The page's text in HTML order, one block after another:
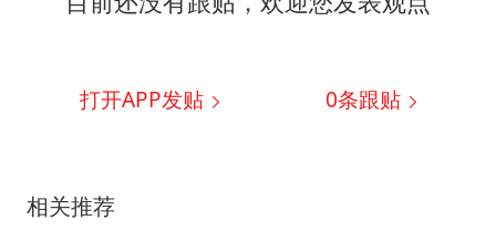
打开APP发贴 0条跟贴
相关推荐